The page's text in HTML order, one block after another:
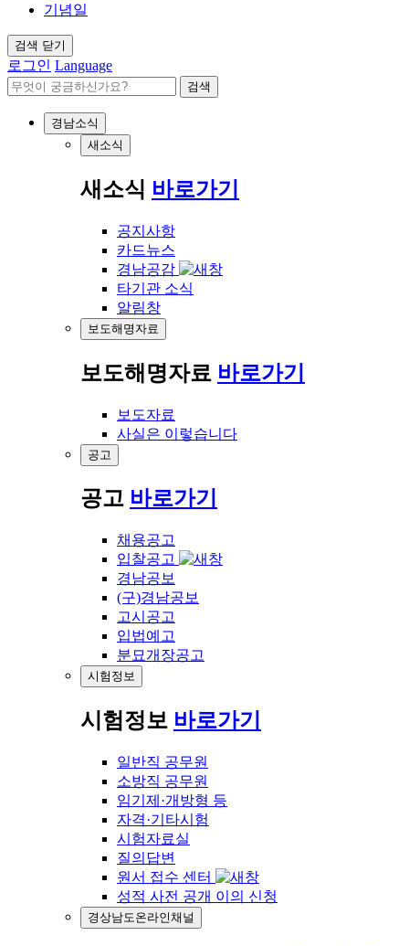
기념일
검색 닫기
로그인 Language
검색
경남소식
새소식
새소식 바로가기
공지사항
카드뉴스
경남공감
타기관 소식
알림창
보도해명자료
보도해명자료 바로가기
보도자료
사실은 이렇습니다
공고
공고 바로가기
채용공고
입찰공고
경남공보
(구)경남공보
고시공고
입법예고
분묘개장공고
시험정보
시험정보 바로가기
일반직 공무원
소방직 공무원
임기제·개방형 등
자격·기타시험
시험자료실
질의답변
원서 접수 센터
성적 사전 공개 이의 신청
경상남도온라인채널